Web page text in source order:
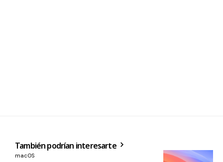
También podrían interesarte
macOS